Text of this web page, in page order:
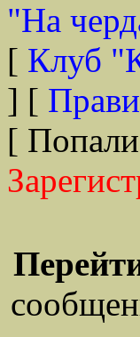
"На
[ Клуб
] [
[